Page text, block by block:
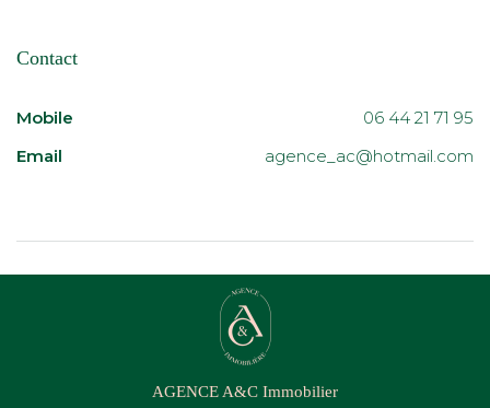
Contact
Mobile
06 44 21 71 95
Email
agence_ac@hotmail.com
AGENCE A&C Immobilier